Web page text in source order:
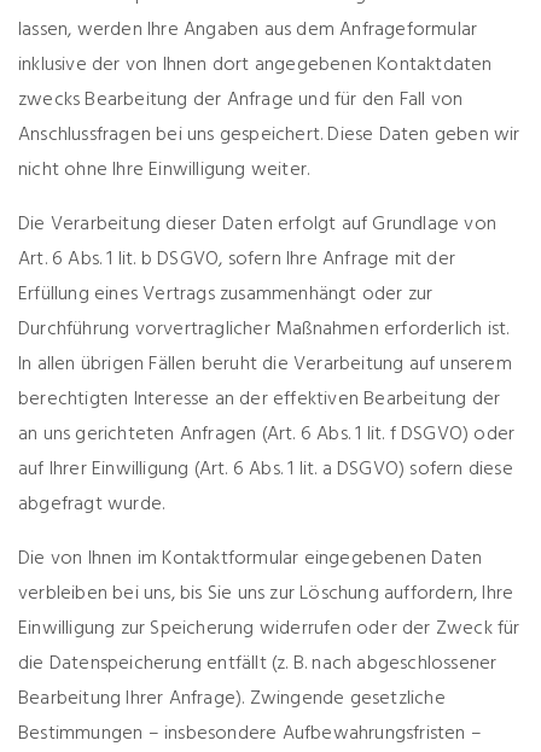
lassen, werden Ihre Angaben aus dem Anfrageformular
inklusive der von Ihnen dort angegebenen Kontaktdaten
zwecks Bearbeitung der Anfrage und für den Fall von
Anschlussfragen bei uns gespeichert. Diese Daten geben wir
nicht ohne Ihre Einwilligung weiter.
Die Verarbeitung dieser Daten erfolgt auf Grundlage von
Art. 6 Abs. 1 lit. b DSGVO, sofern Ihre Anfrage mit der
Erfüllung eines Vertrags zusammenhängt oder zur
Durchführung vorvertraglicher Maßnahmen erforderlich ist.
In allen übrigen Fällen beruht die Verarbeitung auf unserem
berechtigten Interesse an der effektiven Bearbeitung der
an uns gerichteten Anfragen (Art. 6 Abs. 1 lit. f DSGVO) oder
auf Ihrer Einwilligung (Art. 6 Abs. 1 lit. a DSGVO) sofern diese
abgefragt wurde.
Die von Ihnen im Kontaktformular eingegebenen Daten
verbleiben bei uns, bis Sie uns zur Löschung auffordern, Ihre
Einwilligung zur Speicherung widerrufen oder der Zweck für
die Datenspeicherung entfällt (z. B. nach abgeschlossener
Bearbeitung Ihrer Anfrage). Zwingende gesetzliche
Bestimmungen – insbesondere Aufbewahrungsfristen –